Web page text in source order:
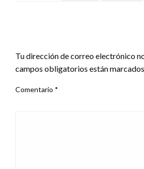
Tu dirección de correo electrónico
campos obligatorios están
Comentario *